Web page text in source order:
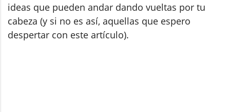
ideas que pueden andar dando vueltas por tu
cabeza (y si no es así, aquellas que espero
despertar con este artículo).